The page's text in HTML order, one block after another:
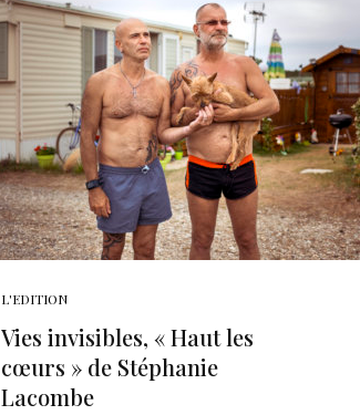
L'EDITION
Vies invisibles, « Haut les
cœurs » de Stéphanie
Lacombe